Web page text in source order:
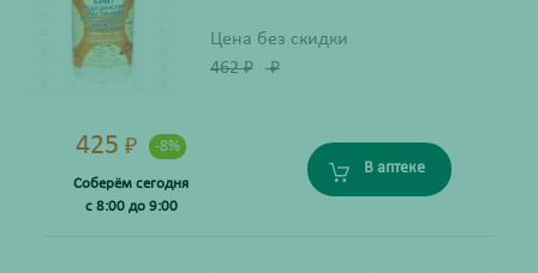
Цена без скидки
462₽ ₽
425 ₽ -8%
Соберём сегодня
с 8:00 до 9:00
В аптеке